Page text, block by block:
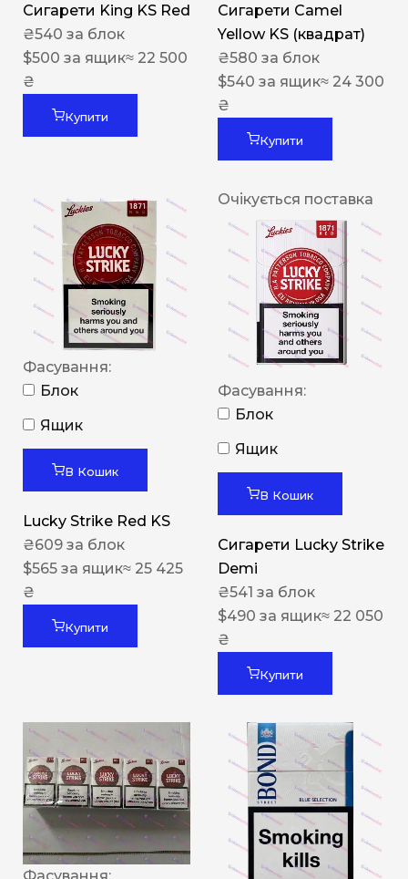
Сигарети King KS Red
₴540 за блок
$500 за ящик≈ 22 500
₴
Купити
Сигарети Camel
Yellow KS (квадрат)
₴580 за блок
$540 за ящик≈ 24 300
₴
Купити
Фасування:
Блок
Ящик
В Кошик
Lucky Strike Red KS
₴609 за блок
$565 за ящик≈ 25 425
₴
Купити
Очікується поставка
Фасування:
Блок
Ящик
В Кошик
Сигарети Lucky Strike
Demi
₴541 за блок
$490 за ящик≈ 22 050
₴
Купити